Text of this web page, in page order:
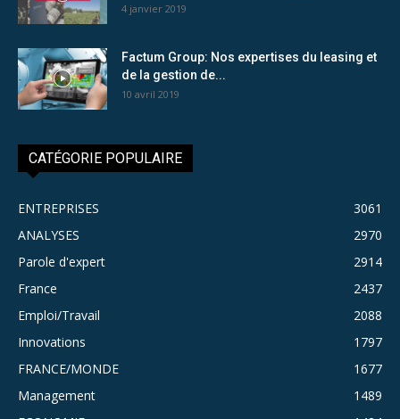
4 janvier 2019
Factum Group: Nos expertises du leasing et
de la gestion de...
10 avril 2019
CATÉGORIE POPULAIRE
ENTREPRISES
3061
ANALYSES
2970
Parole d'expert
2914
France
2437
Emploi/Travail
2088
Innovations
1797
FRANCE/MONDE
1677
Management
1489